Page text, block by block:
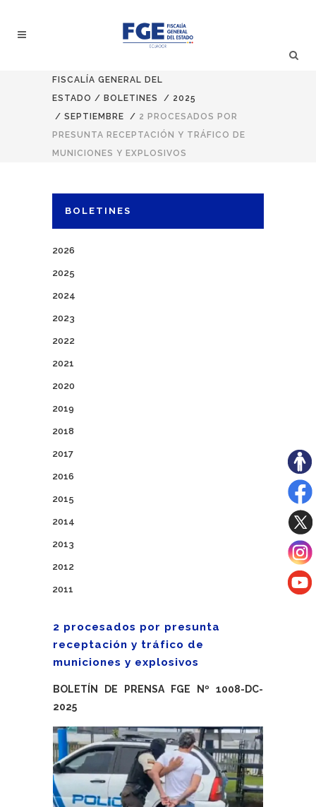
FISCALÍA GENERAL DEL
ESTADO / BOLETINES / 2025
/ SEPTIEMBRE / 2 PROCESADOS POR
PRESUNTA RECEPTACIÓN Y TRÁFICO DE
MUNICIONES Y EXPLOSIVOS
BOLETINES
2026
2025
2024
2023
2022
2021
2020
2019
2018
2017
2016
2015
2014
2013
2012
2011
2 procesados por presunta
receptación y tráfico de
municiones y explosivos
BOLETÍN DE PRENSA FGE Nº 1008-DC-
2025